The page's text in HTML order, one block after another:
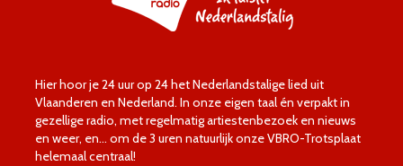
Hier hoor je 24 uur op 24 het Nederlandstalige lied uit
Vlaanderen en Nederland. In onze eigen taal én verpakt in
gezellige radio, met regelmatig artiestenbezoek en nieuws
en weer, en… om de 3 uren natuurlijk onze VBRO-Trotsplaat
helemaal centraal!